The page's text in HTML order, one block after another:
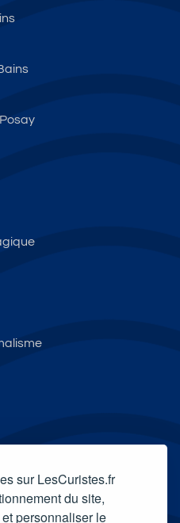
sur LesCuristes.fr
du site,
personnaliser le
les-Bains